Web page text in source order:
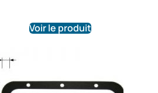
Voir le produit